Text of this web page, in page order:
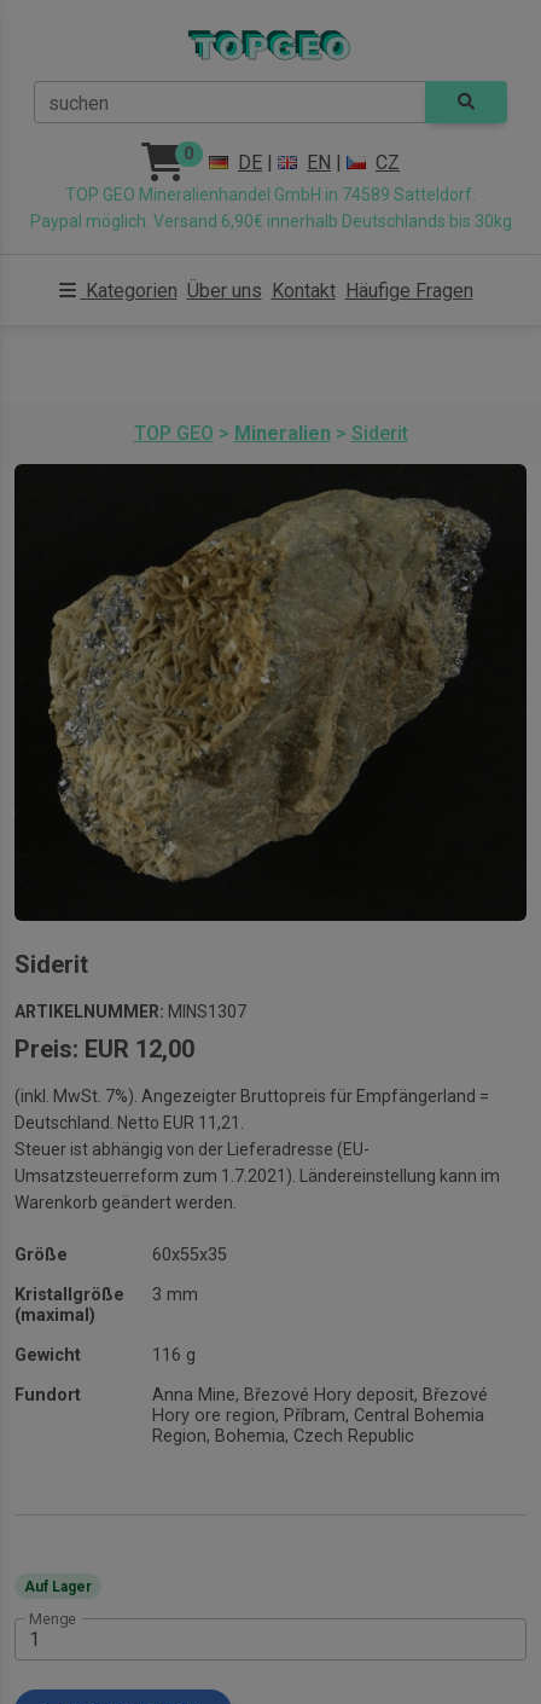
suchen
0 DE | EN | CZ
TOP GEO Mineralienhandel GmbH in 74589 Satteldorf.
Paypal möglich. Versand 6,90€ innerhalb Deutschlands bis 30kg
Kategorien Über uns Kontakt Häufige Fragen
TOP GEO > Mineralien > Siderit
Siderit
ARTIKELNUMMER: MINS1307
Preis: EUR 12,00
(inkl. MwSt. 7%). Angezeigter Bruttopreis für Empfängerland =
Deutschland. Netto EUR 11,21.
Steuer ist abhängig von der Lieferadresse (EU-
Umsatzsteuerreform zum 1.7.2021). Ländereinstellung kann im
Warenkorb geändert werden.
Größe
60x55x35
Kristallgröße
(maximal)
3 mm
Gewicht
116 g
Fundort
Anna Mine, Březové Hory deposit, Březové
Hory ore region, Příbram, Central Bohemia
Region, Bohemia, Czech Republic
Auf Lager
Menge